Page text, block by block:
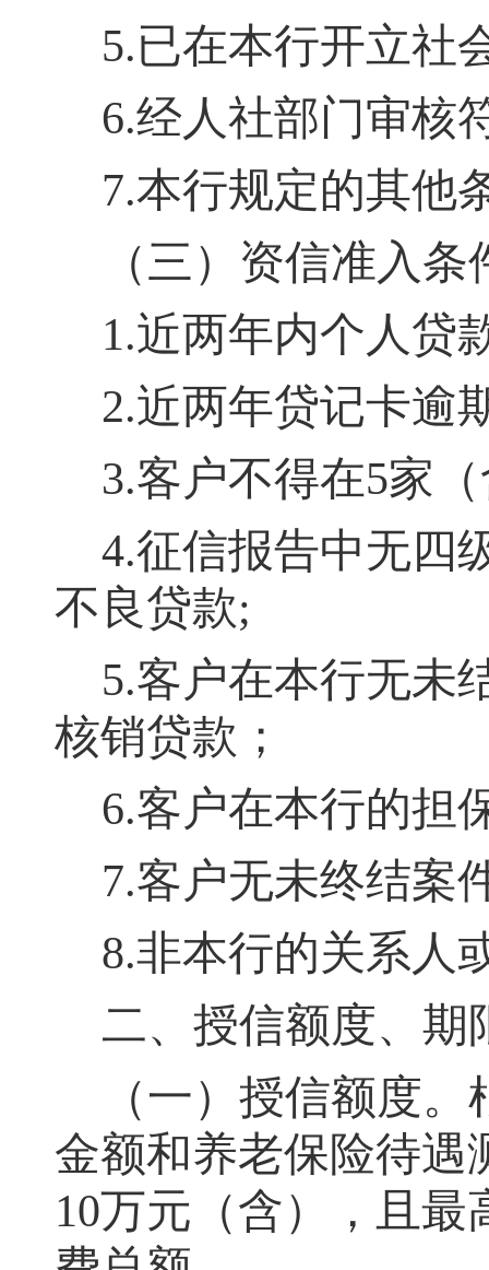
5.已在本行开立社
6.经人社部门审核
7.本行规定的其他
（三）资信准入条
1.近两年内个人贷
2.近两年贷记卡逾
3.客户不得在5家
4.征信报告中无四
不良贷款;
5.客户在本行无未
核销贷款 ；
6.客户在本行的担
7.客户无未终结案
8.非本行的关系人
二、授信额度、期
（一）授信额度。
金额和养老保险待遇
10万元（含）
，
且